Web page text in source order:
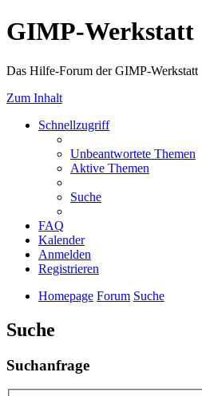
GIMP-Werkstatt
Das Hilfe-Forum der GIMP-Werkstatt
Zum Inhalt
Schnellzugriff
Unbeantwortete Themen
Aktive Themen
Suche
FAQ
Kalender
Anmelden
Registrieren
Homepage Forum Suche
Suche
Suchanfrage